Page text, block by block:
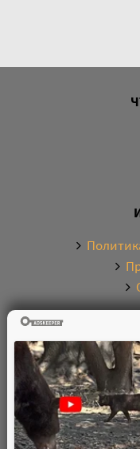
Электронная
аудиокниг в
бесплатно